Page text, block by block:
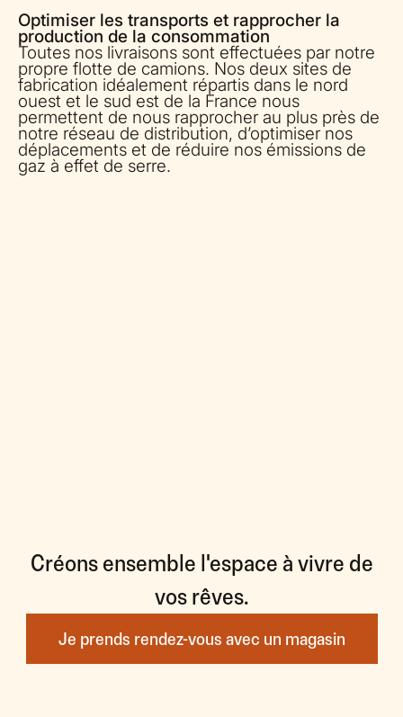
Optimiser les transports et rapprocher la
production de la consommation
Toutes nos livraisons sont effectuées par notre
propre flotte de camions. Nos deux sites de
fabrication idéalement répartis dans le nord
ouest et le sud est de la France nous
permettent de nous rapprocher au plus près de
notre réseau de distribution, d’optimiser nos
déplacements et de réduire nos émissions de
gaz à effet de serre.
Créons ensemble l'espace à vivre de
vos rêves.
Je prends rendez-vous avec un magasin